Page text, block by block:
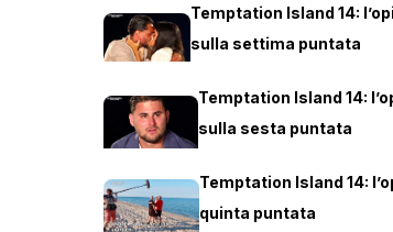
Temptation Island 14:
sulla settima puntata
Temptation Island 14:
sulla sesta puntata
Temptation Island 14:
quinta puntata